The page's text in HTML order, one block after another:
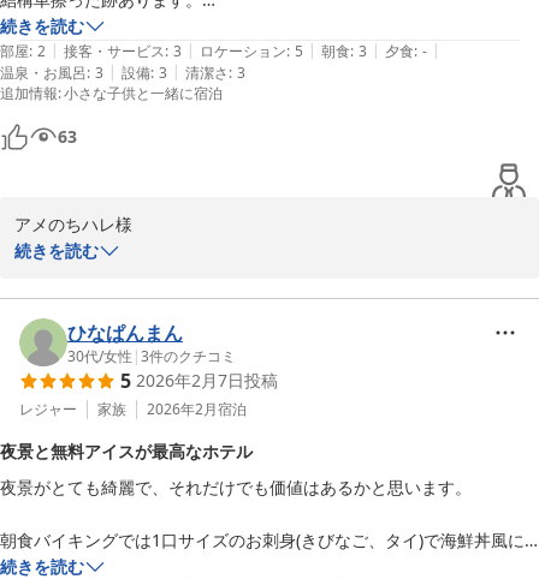
車高低い車の人は気を付けて。
うちはNOAHですが擦りました。
部屋は広かったです。
でも冷蔵庫開けようとしたら、茶色のこぼれた後が表面に流れてて汚か
ったです。
部屋からエレベーターまでも近く、降りたらすぐ露天風呂なのは良かっ
たです。
朝のお風呂の湯加減は熱め。知らないおばあちゃんも、内風呂熱くて入
子供もなかなかお風呂につかれませんでした。
朝食はクロワッサンが無くなってて補充までが時間掛かって残念でし
た。
続きを読む
部屋: 2 | 接客・サービス: 3 | ロケーション: 5 | 朝食: 3 | 夕食: - |
温泉・お風呂: 3 | 設備: 3 | 清潔さ: 3
追加情報:小さな子供と一緒に宿泊
63
アメのちハレ様
とうございました。駐車場へのアクセスの件や冷蔵庫の清掃不備、
朝の大浴場の湯温につきまして、ご不快な思いをさせてしまい、大
変申し訳ございませんでした。また、朝食の補充が遅れたことにつ
いてもお詫び申し上げます。お客様の貴重なご意見を今後の参考に
させていただきます。お忙しい中今回ご投稿いただき誠にありがと
今後ともにっしょうかん新館梅松鶴をよろしくお願い申し上げま
す。
2026-07-23
続きを読む
ひなぱんまん
30代/女性 |3件のクチコミ
5 2026年2月7日投稿
レジャー 家族 2026年2月宿泊
夜景と無料アイスが最高なホテル
夜景がとても綺麗で、それだけでも価値はあるかと思います。
朝食バイキングでは1口サイズのお刺身(きびなご、タイ)で海鮮丼風に
できたり色々と食べ物がありました。
続きを読む